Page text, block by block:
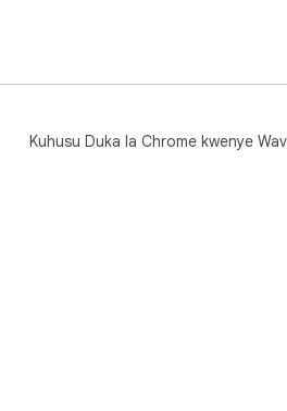
Kuhusu Duka la Chrome kwenye